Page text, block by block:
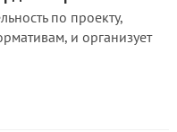
по проекту,
и организует